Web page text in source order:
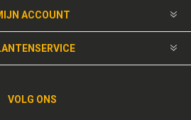
ACCOUNT
VOLG ONS